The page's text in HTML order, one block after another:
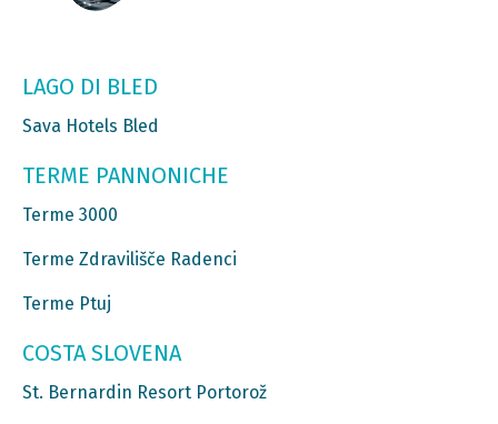
LAGO DI BLED
Sava Hotels Bled
TERME PANNONICHE
Terme 3000
Terme Zdravilišče Radenci
Terme Ptuj
COSTA SLOVENA
St. Bernardin Resort Portorož